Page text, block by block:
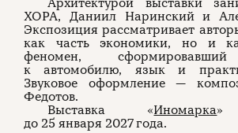
Архитектурой выставки
ХОРА, Даниил Наринский и
Экспозиция рассматривает
как часть экономики, но и
феномен,
к автомобилю, язык и
Звуковое оформление —
Федотов.
Выставка «Иномарка»
до 25 января 2027 года.